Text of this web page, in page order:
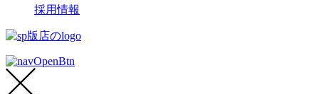
採用情報